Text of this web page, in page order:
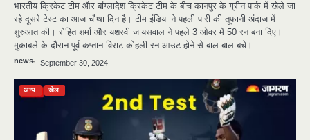
भारतीय क्रिकेट टीम और बांग्‍लादेश क्रिकेट टीम के बीच कानपुर के ग्रीन पार्क में खेले जा
रहे दूसरे टेस्‍ट का आज चौथा दिन है। टीम इंडिया ने पहली पारी की तूफानी अंदाज में
शुरुआत की। रोहित शर्मा और यशस्‍वी जायसवाल ने पहले 3 ओवर में 50 रन बना दिए।
मुकाबले के दौरान पूर्व कप्‍तान विराट कोहली रन आउट होने से बाल-बाल बचे।
news September 30, 2024
अन्य खेल